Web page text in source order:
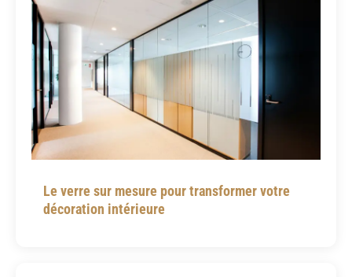
Le verre sur mesure pour transformer votre
décoration intérieure